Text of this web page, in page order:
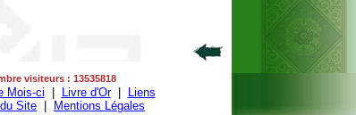
visiteurs : 13535818
Mois-ci Livre d'Or|
Liens
Site Mentions Légales